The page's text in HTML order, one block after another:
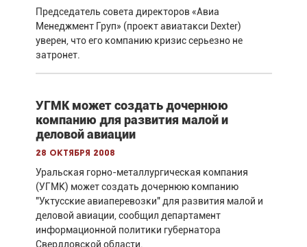
Председатель совета директоров «Авиа
Менеджмент Груп» (проект авиатакси Dexter)
уверен, что его компанию кризис серьезно не
затронет.
УГМК может создать дочернюю
компанию для развития малой и
деловой авиации
28 октября 2008
Уральская горно-металлургическая компания
(УГМК) может создать дочернюю компанию
"Уктусские авиаперевозки" для развития малой и
деловой авиации, сообщил департамент
информационной политики губернатора
Свердловской области.